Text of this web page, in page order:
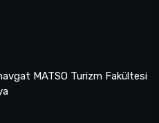
MATSO Turizm Fakültesi